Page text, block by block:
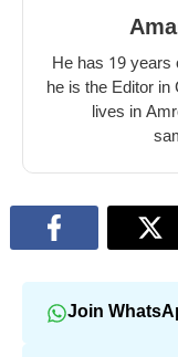
He has 19 years
he is the Editor in
lives in
Join